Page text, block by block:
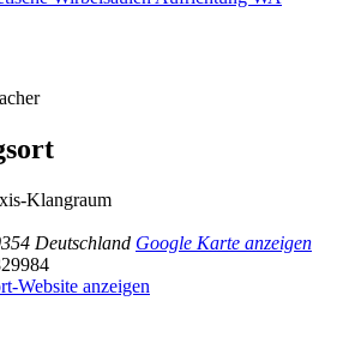
Klangraum
Deutschland Google Karte anzeigen
Website anzeigen